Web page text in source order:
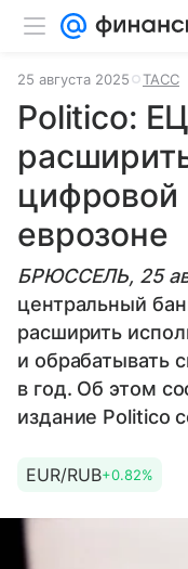
25 августа 2025 ТАСС
Politico:
еврозоне
БРЮССЕЛЬ, 25
центральный
расширить
и обрабатывать
в год. Об этом
издание Politico
EUR/RUB+0.82%